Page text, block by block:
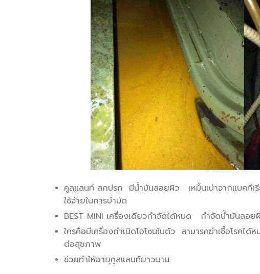
คูลแลนท์ สกปรก มีน้ำมันลอยผิว เหม็นเน่าจากแบคทีเรี
ใช้จ่ายในการบำบัด
BEST MINI เครื่องเดียวกำจัดได้หมด กำจัดน้ำมันลอ
ใครคือมีเครื่องกำเนิดโอโซนในตัว สามารคฆ่าเชื้อโรค
ต่อสุขภาพ
ช่วยทำให้อายุคูลแลนท์ยาวนาน